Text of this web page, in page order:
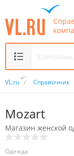
VL.ru / Справочник
Mozart
Магазин женской
Одежда